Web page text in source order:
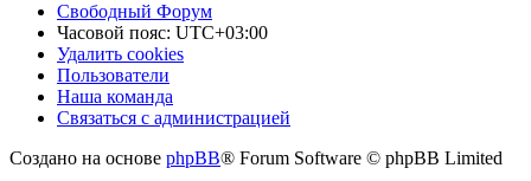
Свободный Форум
Часовой пояс: UTC+03:00
Удалить cookies
Пользователи
Наша команда
Связаться с администрацией
Создано на основе phpBB® Forum Software © phpBB Limited